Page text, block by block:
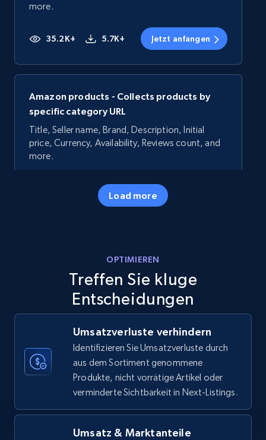
more.
35.2K+ 5.7K+ Jetzt anfangen
Amazon products - Collects products by
specific category URL
Title, Seller name, Brand, Description, Initial
price, Currency, Availability, Reviews count, and
more.
5.7K+ Jetzt anfangen
specific keywords
Title, Seller name, Brand, Description, Initial
price, Currency, Availability, Reviews count, and
35.2K+ 5.7K+ Jetzt anfangen
Amazon products - find products by using
upc numbers
Title, Seller name, Brand, Description, Initial
Load more
OPTIMIEREN
Treffen Sie kluge
Entscheidungen
Umsatzverluste verhindern
Identifizieren Sie Umsatzverluste durch
aus dem Sortiment genommene
Produkte, nicht vorrätige Artikel oder
verminderte Sichtbarkeit in Next-Listings.
Umsatz & Marktanteile